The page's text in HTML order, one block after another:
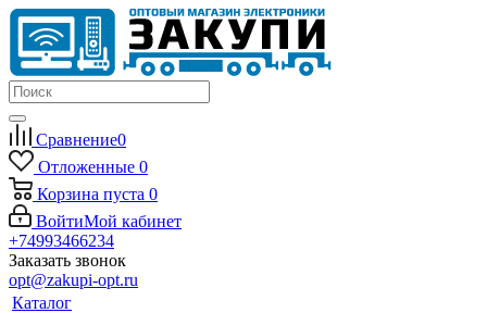
Сравнение0
Отложенные 0
Корзина пуста 0
ВойтиМой кабинет
+74993466234
Заказать звонок
opt@zakupi-opt.ru
Каталог